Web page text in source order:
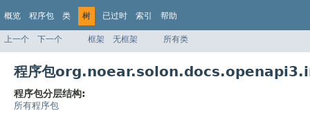
概览 程序包 类 树 已过时 索引 帮助
上一个 下一个 框架 无框架 所有类
程序包
程序包分层结构:
所有程序包